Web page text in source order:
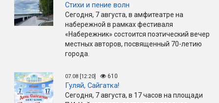
Стихи и пение волн
Сегодня, 7 августа, в амфитеатре на
набережной в рамках фестиваля
«Набережник» состоится поэтический вечер
местных авторов, посвященный 70-летию
города.
07.08 [12:20] 610
Гуляй, Сайгатка!
Сегодня, 7 августа, в 17 часов на площади